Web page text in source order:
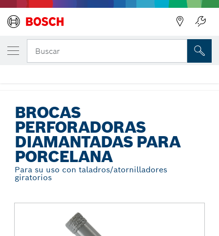
Buscar
BROCAS
PERFORADORAS
DIAMANTADAS PARA
PORCELANA
Para su uso con taladros/atornilladores
giratorios
TU VARIANTE SELECCIONADA
Brocas perforadoras diamantadas para
porcelana